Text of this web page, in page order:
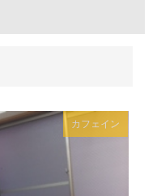
カフェイン